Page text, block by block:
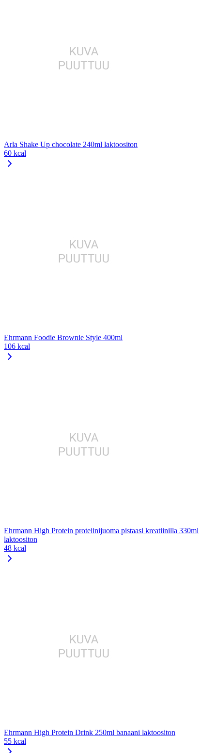
Arla Shake Up chocolate 240ml laktoositon
60 kcal
Ehrmann Foodie Brownie Style 400ml
106 kcal
Ehrmann High Protein proteiinijuoma pistaasi kreatiinilla 330ml
laktoositon
48 kcal
Ehrmann High Protein Drink 250ml banaani laktoositon
55 kcal